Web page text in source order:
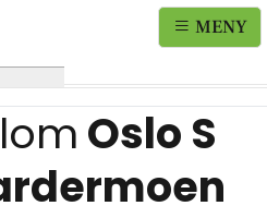
MENY
Oslo S